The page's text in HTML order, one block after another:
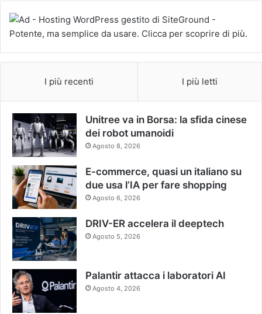
I più recenti I più letti
Unitree va in Borsa: la sfida cinese
dei robot umanoidi
Agosto 8, 2026
E-commerce, quasi un italiano su
due usa l’IA per fare shopping
Agosto 6, 2026
DRIV-ER accelera il deeptech
Agosto 5, 2026
Palantir attacca i laboratori AI
Agosto 4, 2026